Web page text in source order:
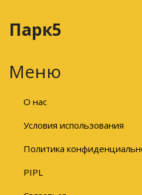
Парк5
Меню
О нас
Условия использования
Политика
PIPL